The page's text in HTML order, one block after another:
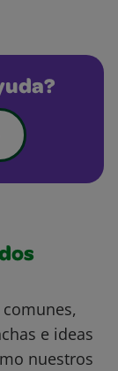
e ideas
nuestros